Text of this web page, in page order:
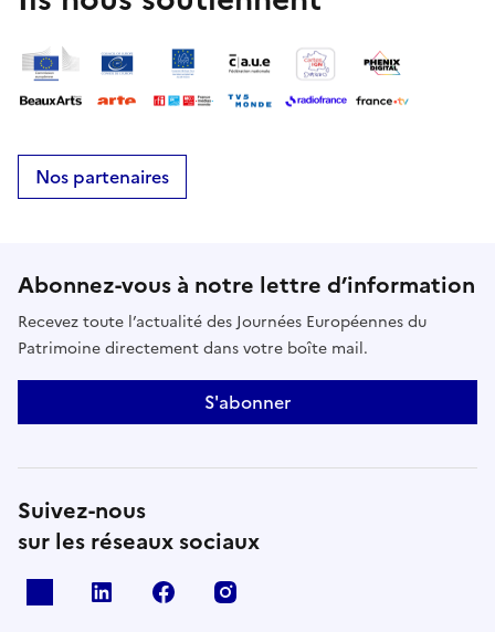
🔗Site officiel de Guillaume Bottazzi
Nos partenaires
Abonnez-vous à notre lettre d’information
Recevez toute l’actualité des Journées Européennes du
Patrimoine directement dans votre boîte mail.
S'abonner
Suivez-nous
sur les réseaux sociaux
Linkedin Facebook